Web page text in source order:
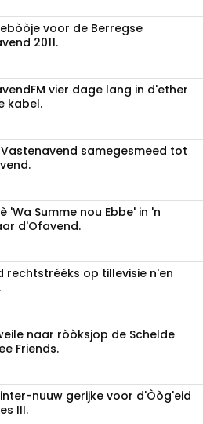
voor de Berregse
2011.
vier dage lang in d'ether
kabel.
samegesmeed tot
'Wa Summe nou Ebbe' in 'n
d'Ofavend.
rechtstrééks op tillevisie n'en
naar ròòksjop de Schelde
Friends.
nuuw gerijke voor d'Òòg'eid
III.